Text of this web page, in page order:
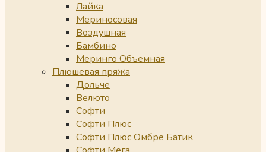
Лайка
Мериносовая
Воздушная
Бамбино
Меринго Объемная
Плюшевая пряжа
Дольче
Велюто
Софти
Софти Плюс
Софти Плюс Омбре Батик